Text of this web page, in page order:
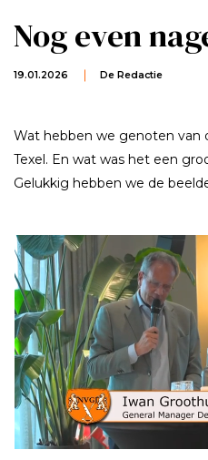
Nog even
19.01.2026 De Redactie
Wat hebben we genoten van
Texel. En wat was het een
Gelukkig hebben we de